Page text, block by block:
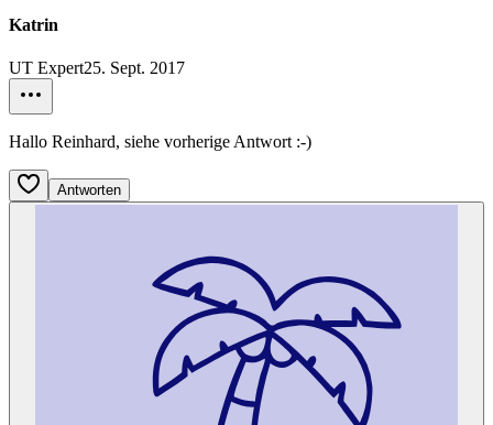
Katrin
UT Expert25. Sept. 2017
Hallo Reinhard, siehe vorherige Antwort :-)
Antworten